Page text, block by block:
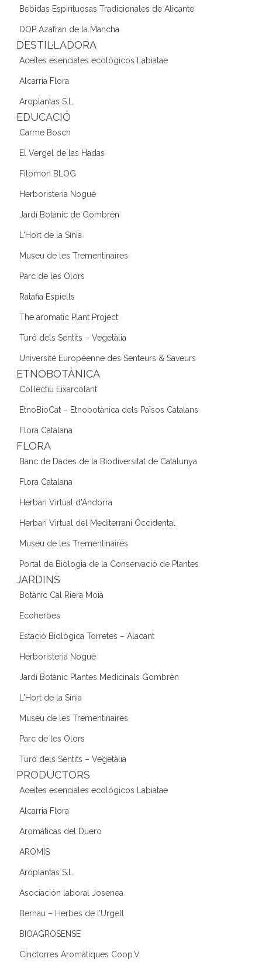
Bebidas Espirituosas Tradicionales de Alicante
DOP Azafran de la Mancha
DESTIL·LADORA
Aceites esenciales ecológicos Labiatae
Alcarria Flora
Aroplantas S.L.
EDUCACIÓ
Carme Bosch
El Vergel de las Hadas
Fitomon BLOG
Herboristeria Nogué
Jardí Botànic de Gombrèn
L'Hort de la Sínia
Museu de les Trementinaires
Parc de les Olors
Ratafia Espiells
The aromatic Plant Project
Turó dels Sentits – Vegetàlia
Université Européenne des Senteurs & Saveurs
ETNOBOTÀNICA
Col·lectiu Eixarcolant
EtnoBioCat – Etnobotànica dels Països Catalans
Flora Catalana
FLORA
Banc de Dades de la Biodiversitat de Catalunya
Flora Catalana
Herbari Virtual d'Andorra
Herbari Virtual del Mediterrani Occidental
Museu de les Trementinaires
Portal de Biologia de la Conservació de Plantes
JARDINS
Botànic Cal Riera Moià
Ecoherbes
Estació Biològica Torretes – Alacant
Herboristeria Nogué
Jardí Botànic Plantes Medicinals Gombrèn
L'Hort de la Sínia
Museu de les Trementinaires
Parc de les Olors
Turó dels Sentits – Vegetàlia
PRODUCTORS
Aceites esenciales ecológicos Labiatae
Alcarria Flora
Aromáticas del Duero
AROMIS
Aroplantas S.L.
Asociación laboral Josenea
Bernau – Herbes de l’Urgell
BIOAGROSENSE
Cinctorres Aromàtiques Coop.V.